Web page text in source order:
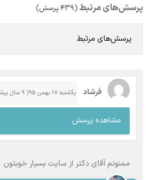
پرسش‌های مرتبط(439 پرسش)
فرشاد یکشنبه ۱۷ بهمن ۹۵( 9 سال پیش)
مشاهده پرسش
ممنونم آقای دکتر از سایت بسیار خوبتون